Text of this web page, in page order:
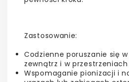
Zastosowanie:
Codzienne poruszanie się
zewnątrz i w
Wspomaganie pionizacji i